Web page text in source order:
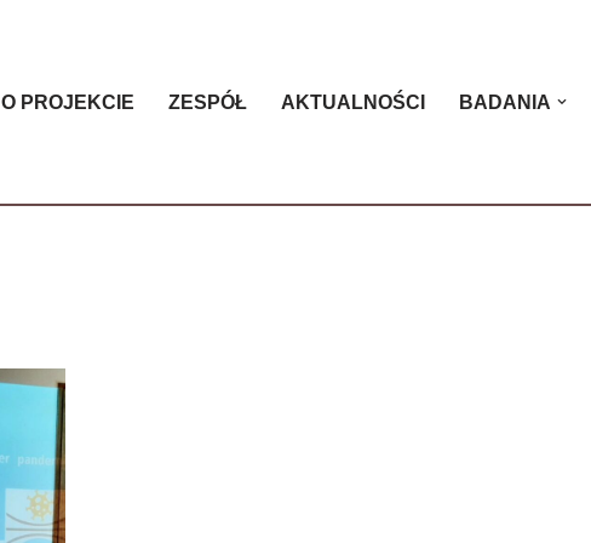
O PROJEKCIE ZESPÓŁ AKTUALNOŚCI BADANIA